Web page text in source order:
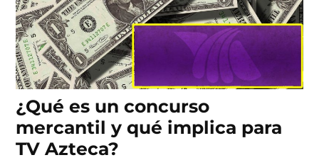
¿Qué es un concurso
mercantil y qué implica para
TV Azteca?